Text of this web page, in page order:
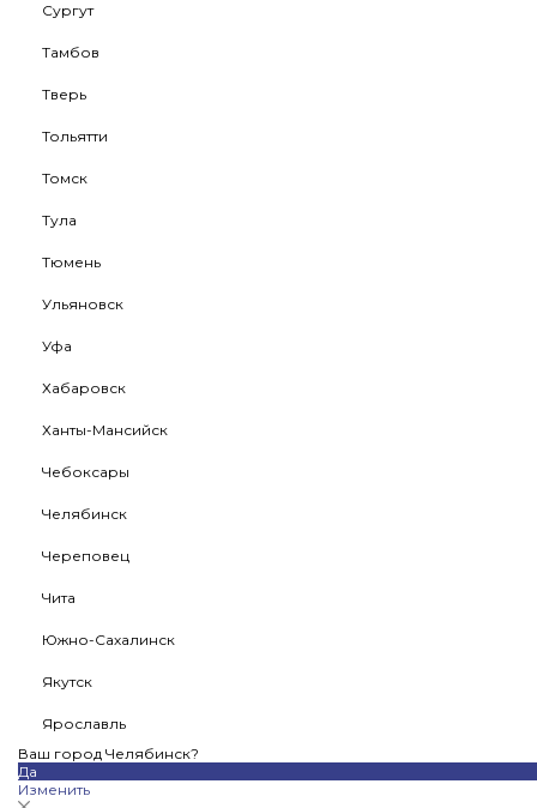
Сургут
Тамбов
Тверь
Тольятти
Томск
Тула
Тюмень
Ульяновск
Уфа
Хабаровск
Ханты-Мансийск
Чебоксары
Челябинск
Череповец
Чита
Южно-Сахалинск
Якутск
Ярославль
Ваш город Челябинск?
Да
Изменить